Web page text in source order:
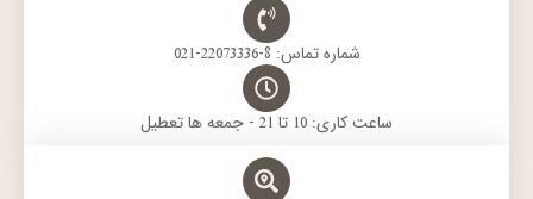
شماره تماس: 8-22073336-021
ساعت کاری: 10 تا 21 - جمعه ها تعطیل